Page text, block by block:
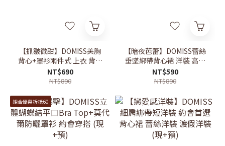
【抓皺微甜】DOMISS美胸
背心+罩衫兩件式 上衣 背心
+防曬外套 開衫(現+預)
NT$690
NT$890
【暗夜芭蕾】DOMISS蕾絲
垂墜綁帶背心裙 洋裝 高級
感直接拉滿(現+預)
NT$590
NT$890
組合優惠折抵60